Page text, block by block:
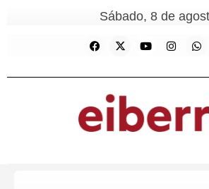
Sábado, 8 de